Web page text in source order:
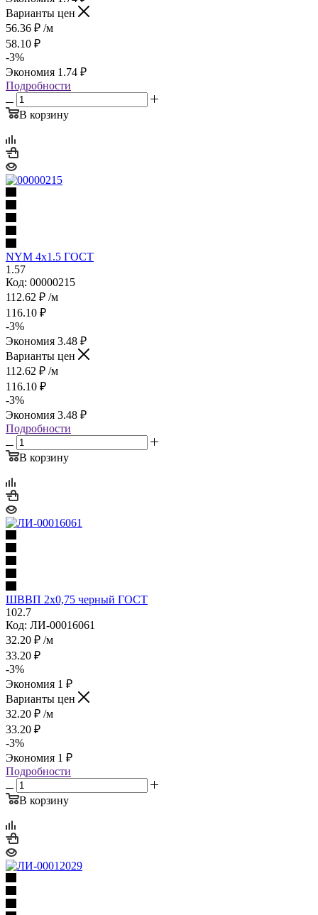
Варианты цен
56.36 ₽ /м
58.10 ₽
-3%
Экономия 1.74 ₽
Подробности
В корзину
NYM 4х1.5 ГОСТ
1.57
Код: 00000215
112.62 ₽ /м
116.10 ₽
-3%
Экономия 3.48 ₽
Варианты цен
112.62 ₽ /м
116.10 ₽
-3%
Экономия 3.48 ₽
Подробности
В корзину
ШВВП 2х0,75 черный ГОСТ
102.7
Код: ЛИ-00016061
32.20 ₽ /м
33.20 ₽
-3%
Экономия 1 ₽
Варианты цен
32.20 ₽ /м
33.20 ₽
-3%
Экономия 1 ₽
Подробности
В корзину